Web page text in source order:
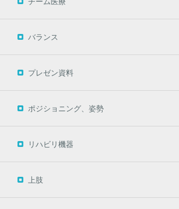
バランス
プレゼン資料
ポジショニング、姿勢
リハビリ機器
上肢